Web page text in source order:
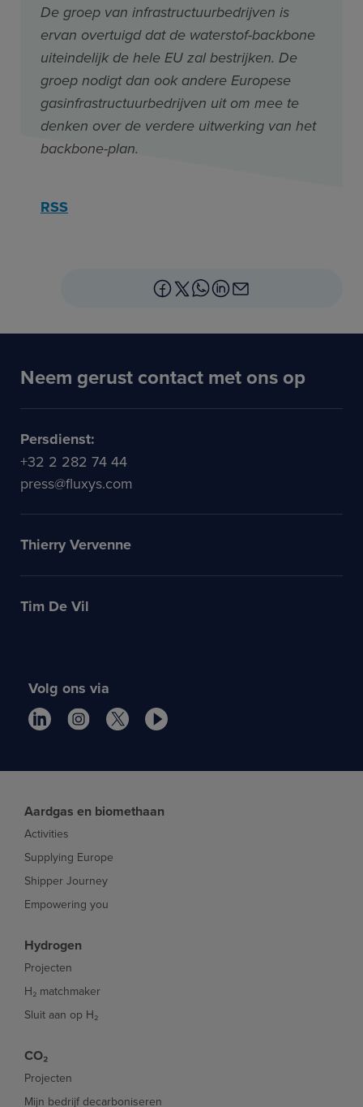
De groep van infrastructuurbedrijven is
ervan overtuigd dat de waterstof-backbone
uiteindelijk de hele EU zal bestrijken. De
groep nodigt dan ook andere Europese
gasinfrastructuurbedrijven uit om mee te
denken over de verdere uitwerking van het
backbone-plan.
RSS
Neem gerust contact met ons op
Persdienst:
+32 2 282 74 44
press@fluxys.com
Thierry Vervenne
Tim De Vil
Volg ons via
Aardgas en biomethaan
Activities
Supplying Europe
Shipper Journey
Empowering you
Hydrogen
Projecten
H₂ matchmaker
Sluit aan op H₂
CO₂
Projecten
Mijn bedrijf decarboniseren